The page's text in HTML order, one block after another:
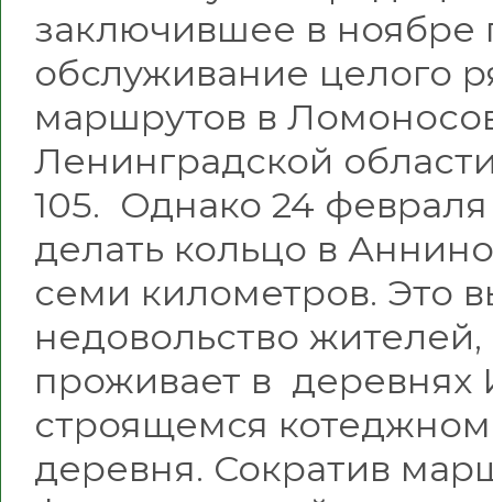
заключившее в ноябре
обслуживание целого
маршрутов в
Ленинградской
105. Однако 24
делать кольцо в
семи километров. Это
недовольство
проживает в
строящемся
деревня. Сократив